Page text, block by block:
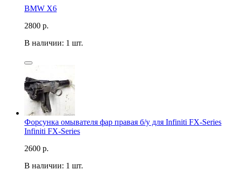
BMW X6
2800 р.
В наличии: 1 шт.
Форсунка омывателя фар правая б/у для Infiniti FX-Series
Infiniti FX-Series
2600 р.
В наличии: 1 шт.